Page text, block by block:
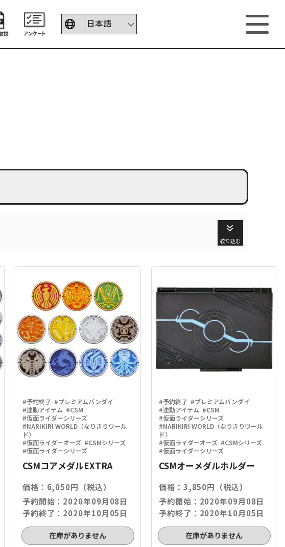
絞り込む
#予約終了 #プレミアムバンダイ
#連動アイテム #CSM
#仮面ライダーシリーズ
#NARIKIRI WORLD（なりきりワール
ド）
#仮面ライダーオーズ #CSMシリーズ
#仮面ライダーシリーズ
CSMコアメダルEXTRA
価格：6,050円（税込）
予約開始：2020年09月08日
予約終了：2020年10月05日
在庫がありません
#予約終了 #プレミアムバンダイ
#連動アイテム #CSM
#仮面ライダーシリーズ
#NARIKIRI WORLD（なりきりワール
ド）
#仮面ライダーオーズ #CSMシリーズ
#仮面ライダーシリーズ
CSMオーメダルホルダー
価格：3,850円（税込）
予約開始：2020年09月08日
予約終了：2020年10月05日
在庫がありません